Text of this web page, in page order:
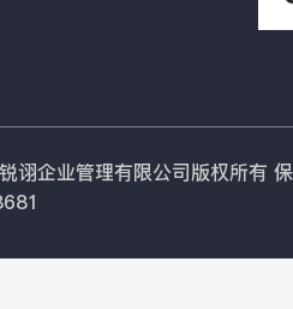
企业管理有限公司版权所有